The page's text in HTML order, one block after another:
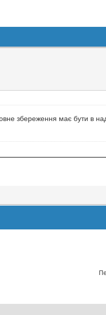
збереження має бути в